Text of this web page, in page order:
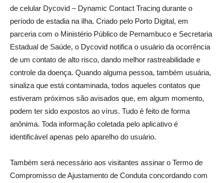
de celular Dycovid – Dynamic Contact Tracing durante o
período de estadia na ilha. Criado pelo Porto Digital, em
parceria com o Ministério Público de Pernambuco e Secretaria
Estadual de Saúde, o Dycovid notifica o usuário da ocorrência
de um contato de alto risco, dando melhor rastreabilidade e
controle da doença. Quando alguma pessoa, também usuária,
sinaliza que está contaminada, todos aqueles contatos que
estiveram próximos são avisados que, em algum momento,
podem ter sido expostos ao vírus. Tudo é feito de forma
anônima. Toda informação coletada pelo aplicativo é
identificável apenas pelo aparelho do usuário.
Também será necessário aos visitantes assinar o Termo de
Compromisso de Ajustamento de Conduta concordando com